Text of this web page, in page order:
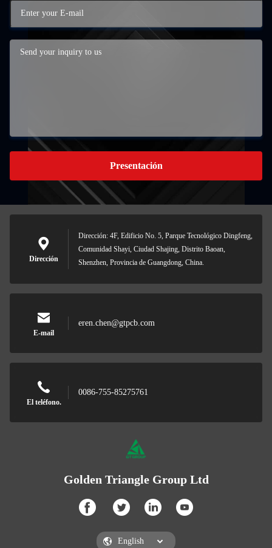
Presentación
Dirección
Dirección: 4F, Edificio No. 5, Parque Tecnológico Dingfeng,
Comunidad Shayi, Ciudad Shajing, Distrito Baoan,
Shenzhen, Provincia de Guangdong, China.
E-mail
eren.chen@gtpcb.com
El teléfono.
0086-755-85275761
Golden Triangle Group Ltd